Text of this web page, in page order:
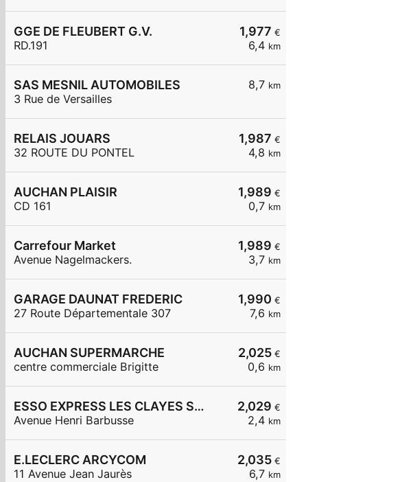
1,977 €
6,4 km
GGE DE FLEUBERT G.V.
RD.191
8,7 km
SAS MESNIL AUTOMOBILES
3 Rue de Versailles
1,987 €
4,8 km
RELAIS JOUARS
32 ROUTE DU PONTEL
1,989 €
0,7 km
AUCHAN PLAISIR
CD 161
1,989 €
3,7 km
Carrefour Market
Avenue Nagelmackers.
1,990 €
7,6 km
GARAGE DAUNAT FREDERIC
27 Route Départementale 307
2,025 €
0,6 km
AUCHAN SUPERMARCHE
centre commerciale Brigitte
2,029 €
2,4 km
ESSO EXPRESS LES CLAYES SS BOIS LA VIGNERAIE
Avenue Henri Barbusse
2,035 €
6,7 km
E.LECLERC ARCYCOM
11 Avenue Jean Jaurès